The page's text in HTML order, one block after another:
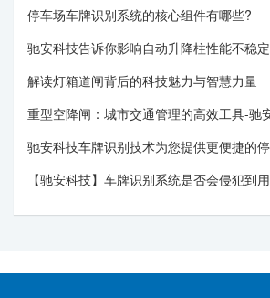
停车场车牌识别系统的核心组件有哪些?
驰安科技告诉你影响自动升降柱性能不稳
解读灯箱道闸背后的科技魅力与智慧力量
重型空降闸：城市交通管理的高效工具-驰
驰安科技车牌识别技术为您提供更便捷的
【驰安科技】车牌识别系统是否会侵犯到